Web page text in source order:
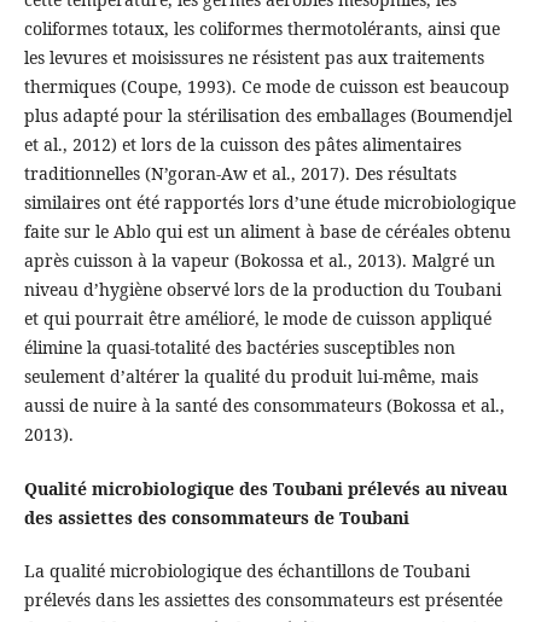
coliformes totaux, les coliformes thermotolérants, ainsi que
les levures et moisissures ne résistent pas aux traitements
thermiques (Coupe, 1993). Ce mode de cuisson est beaucoup
plus adapté pour la stérilisation des emballages (Boumendjel
et al., 2012) et lors de la cuisson des pâtes alimentaires
traditionnelles (N’goran-Aw et al., 2017). Des résultats
similaires ont été rapportés lors d’une étude microbiologique
faite sur le Ablo qui est un aliment à base de céréales obtenu
après cuisson à la vapeur (Bokossa et al., 2013). Malgré un
niveau d’hygiène observé lors de la production du Toubani
et qui pourrait être amélioré, le mode de cuisson appliqué
élimine la quasi-totalité des bactéries susceptibles non
seulement d’altérer la qualité du produit lui-même, mais
aussi de nuire à la santé des consommateurs (Bokossa et al.,
2013).
Qualité microbiologique des Toubani prélevés au niveau
des assiettes des consommateurs de Toubani
La qualité microbiologique des échantillons de Toubani
prélevés dans les assiettes des consommateurs est présentée